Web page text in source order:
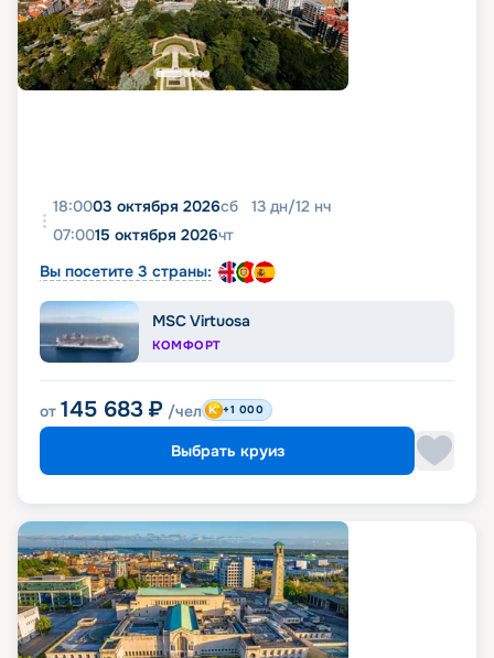
18:0003 октября 2026сб 13 дн/12 нч
07:0015 октября 2026чт
Вы посетите 3 страны:
MSC Virtuosa
КОМФОРТ
от 145 683 ₽ /чел +1 000
Выбрать круиз